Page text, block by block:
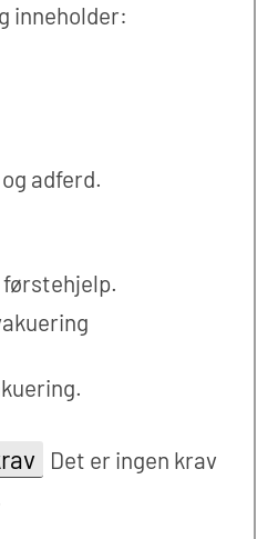
inneholder:
adferd.
Det er ingen krav